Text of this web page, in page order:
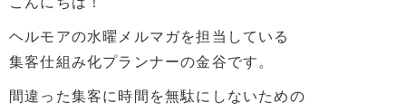
ヘルモアの水曜メルマガを担当している
集客仕組み化プランナーの金谷です。
間違った集客に時間を無駄にしないための